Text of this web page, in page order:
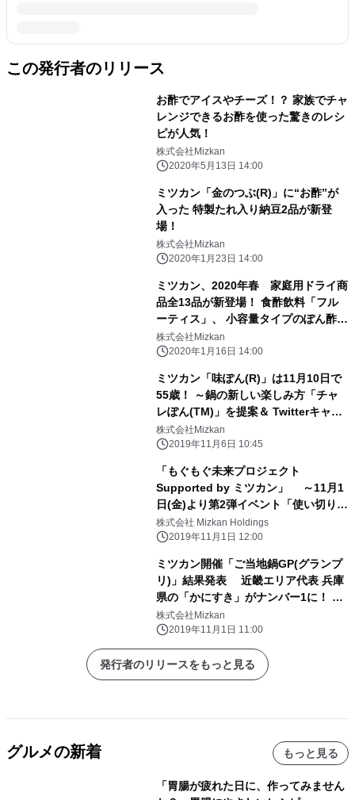
この発行者のリリース
お酢でアイスやチーズ！？ 家族でチャ
レンジできるお酢を使った驚きのレシ
ピが人気！
株式会社Mizkan
2020年5月13日 14:00
ミツカン「金のつぶ(R)」に“お酢”が
入った 特製たれ入り納豆2品が新登
場！
株式会社Mizkan
2020年1月23日 14:00
ミツカン、2020年春 家庭用ドライ商
品全13品が新登場！ 食酢飲料「フル
ーティス」、 小容量タイプのぽん酢
「MYぽん酢」など1月22日より発売
株式会社Mizkan
2020年1月16日 14:00
ミツカン「味ぽん(R)」は11月10日で
55歳！ ～鍋の新しい楽しみ方「チャ
レぽん(TM)」を提案＆ Twitterキャン
ペーン実施！～
株式会社Mizkan
2019年11月6日 10:45
「もぐもぐ未来プロジェクト
Supported by ミツカン」 ～11月1
日(金)より第2弾イベント「使い切り体
験！」募集開始～
株式会社 Mizkan Holdings
2019年11月1日 12:00
ミツカン開催「ご当地鍋GP(グランプ
リ)」結果発表 近畿エリア代表 兵庫
県の「かにすき」がナンバー1に！ ～
昨年ナンバー1の 北海道「じゃがキム
チのタッカルビ鍋」は僅差で2位～
株式会社Mizkan
2019年11月1日 11:00
発行者のリリースをもっと見る
グルメの新着 もっと見る
「胃腸が疲れた日に、作ってみません